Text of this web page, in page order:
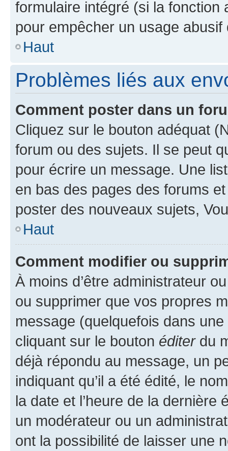
formulaire intégré (si la fonction
pour empêcher un usage
Haut
Problèmes liés aux
Comment poster dans un
Cliquez sur le bouton adéquat
forum ou des sujets. Il se peut
pour écrire un message. Une
en bas des pages des forums
poster des nouveaux sujets,
Haut
Comment modifier ou
À moins d’être administrateur
ou supprimer que vos propres
message (quelquefois dans
cliquant sur le bouton éditerdu
déjà répondu au message, un
indiquant qu’il a été édité, le
la date et l’heure de la dernière
un modérateur ou un
ont la possibilité de laisser une